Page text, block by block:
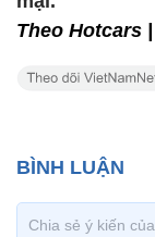
Theo Hotcars